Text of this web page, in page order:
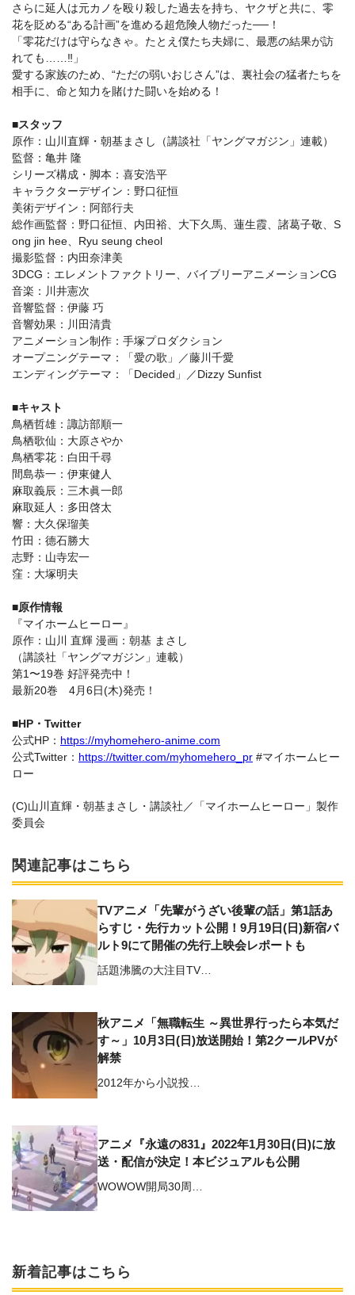
さらに延人は元カノを殴り殺した過去を持ち、ヤクザと共に、零
花を貶める“ある計画”を進める超危険人物だった──！
「零花だけは守らなきゃ。たとえ僕たち夫婦に、最悪の結果が訪
れても……‼」
愛する家族のため、“ただの弱いおじさん”は、裏社会の猛者たちを
相手に、命と知力を賭けた闘いを始める！
■スタッフ
原作：山川直輝・朝基まさし（講談社「ヤングマガジン」連載）
監督：亀井 隆
シリーズ構成・脚本：喜安浩平
キャラクターデザイン：野口征恒
美術デザイン：阿部行夫
総作画監督：野口征恒、内田裕、大下久馬、蓮生霞、諸葛子敬、S
ong jin hee、Ryu seung cheol
撮影監督：内田奈津美
3DCG：エレメントファクトリー、バイブリーアニメーションCG
音楽：川井憲次
音響監督：伊藤 巧
音響効果：川田清貴
アニメーション制作：手塚プロダクション
オープニングテーマ：「愛の歌」／藤川千愛
エンディングテーマ：「Decided」／Dizzy Sunfist
■キャスト
鳥栖哲雄：諏訪部順一
鳥栖歌仙：大原さやか
鳥栖零花：白田千尋
間島恭一：伊東健人
麻取義辰：三木眞一郎
麻取延人：多田啓太
響：大久保瑠美
竹田：德石勝大
志野：山寺宏一
窪：大塚明夫
■原作情報
『マイホームヒーロー』
原作：山川 直輝 漫画：朝基 まさし
（講談社「ヤングマガジン」連載）
第1〜19巻 好評発売中！
最新20巻 4月6日(木)発売！
■HP・Twitter
公式HP： https://myhomehero-anime.com
公式Twitter： https://twitter.com/myhomehero_pr #マイホームヒー
ロー
(C)山川直輝・朝基まさし・講談社／「マイホームヒーロー」製作
委員会
関連記事はこちら
TVアニメ「先輩がうざい後輩の話」第1話あ
らすじ・先行カット公開！9月19日(日)新宿バ
ルト9にて開催の先行上映会レポートも
話題沸騰の大注目TV…
秋アニメ「無職転生 ～異世界行ったら本気だ
す～」10月3日(日)放送開始！第2クールPVが
解禁
2012年から小説投…
アニメ『永遠の831』2022年1月30日(日)に放
送・配信が決定！本ビジュアルも公開
WOWOW開局30周…
新着記事はこちら